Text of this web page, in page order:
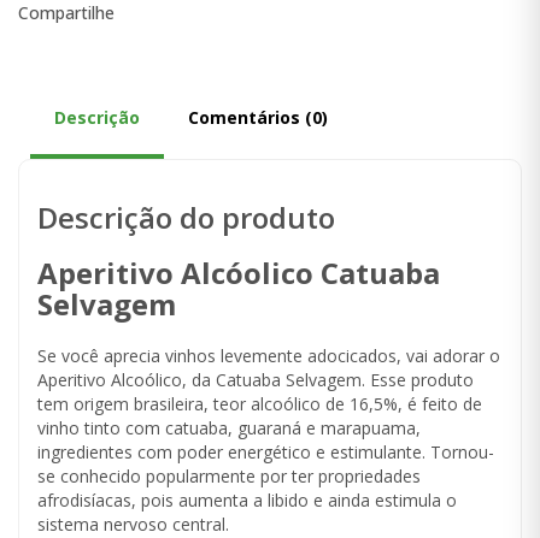
Compartilhe
Descrição Comentários (0)
Descrição do produto
Aperitivo Alcóolico Catuaba
Selvagem
Se você aprecia vinhos levemente adocicados, vai adorar o
Aperitivo Alcoólico, da Catuaba Selvagem. Esse produto
tem origem brasileira, teor alcoólico de 16,5%, é feito de
vinho tinto com catuaba, guaraná e marapuama,
ingredientes com poder energético e estimulante. Tornou-
se conhecido popularmente por ter propriedades
afrodisíacas, pois aumenta a libido e ainda estimula o
sistema nervoso central.